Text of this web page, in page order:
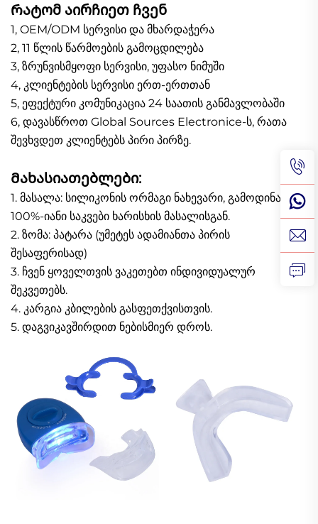
Რატომ აირჩიეთ ჩვენ
1, OEM/ODM სერვისი და მხარდაჭერა
2, 11 წლის წარმოების გამოცდილება
3, ზრუნვისმყოფი სერვისი, უფასო ნიმუში
4, კლიენტების სერვისი ერთ-ერთთან
5, ეფექტური კომუნიკაცია 24 საათის განმავლობაში
6, დავასწროთ Global Sources Electronice-ს, რათა
შევხვდეთ კლიენტებს პირი პირზე.
Მახასიათებლები:
1. მასალა: სილიკონის ორმაგი ნახევარი, გამოდინარე
100%-იანი საკვები ხარისხის მასალისგან.
2. ზომა: პატარა (უმეტეს ადამიანთა პირის
შესაფერისად)
3. ჩვენ ყოველთვის ვაკეთებთ ინდივიდუალურ
შეკვეთებს.
4. კარგია კბილების გასფეთქვისთვის.
5. დაგვიკავშირდით ნებისმიერ დროს.